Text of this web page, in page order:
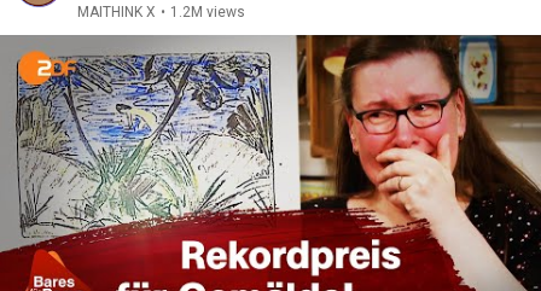
MAITHINK X • 1.2M views